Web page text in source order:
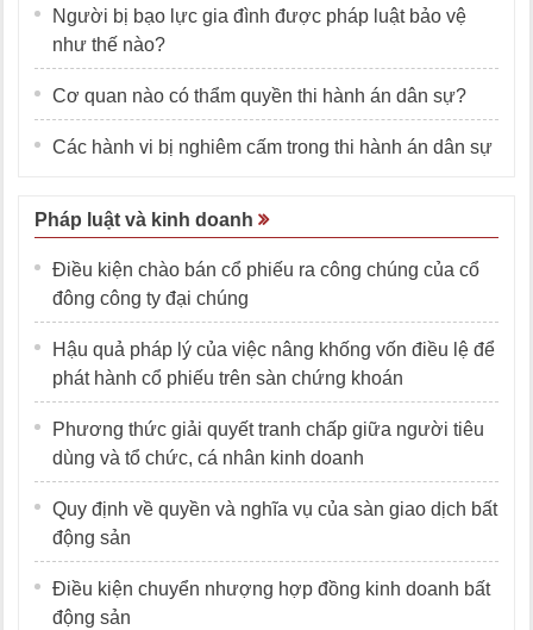
Người bị bạo lực gia đình được pháp luật bảo vệ
như thế nào?
Cơ quan nào có thẩm quyền thi hành án dân sự?
Các hành vi bị nghiêm cấm trong thi hành án dân sự
Pháp luật và kinh doanh
Điều kiện chào bán cổ phiếu ra công chúng của cổ
đông công ty đại chúng
Hậu quả pháp lý của việc nâng khống vốn điều lệ để
phát hành cổ phiếu trên sàn chứng khoán
Phương thức giải quyết tranh chấp giữa người tiêu
dùng và tổ chức, cá nhân kinh doanh
Quy định về quyền và nghĩa vụ của sàn giao dịch bất
động sản
Điều kiện chuyển nhượng hợp đồng kinh doanh bất
động sản